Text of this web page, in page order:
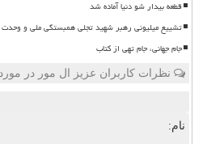
قطعه بیدار شو دنیا آماده شد
تشییع میلیونی رهبر شهید تجلی همبستگی ملی و وحدت
جام جهانی، جام تهی از کتاب
نظرات کاربران عزیز ال مور در
نام: